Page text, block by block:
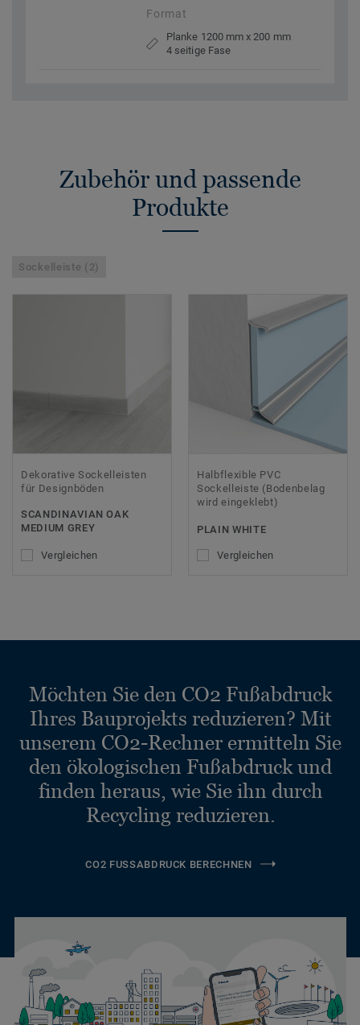
Format
Planke 1200 mm x 200 mm
4 seitige Fase
Zubehör und passende
Produkte
Sockelleiste (2)
Dekorative Sockelleisten
für Designböden
SCANDINAVIAN OAK
MEDIUM GREY
Vergleichen
Halbflexible PVC
Sockelleiste (Bodenbelag
wird eingeklebt)
PLAIN WHITE
Vergleichen
Möchten Sie den CO2 Fußabdruck
Ihres Bauprojekts reduzieren? Mit
unserem CO2-Rechner ermitteln Sie
den ökologischen Fußabdruck und
finden heraus, wie Sie ihn durch
Recycling reduzieren.
CO2 FUSSABDRUCK BERECHNEN